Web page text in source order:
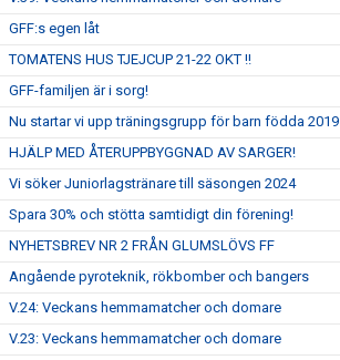
GFF:s egen låt
TOMATENS HUS TJEJCUP 21-22 OKT !!
GFF-familjen är i sorg!
Nu startar vi upp träningsgrupp för barn födda 2019
HJÄLP MED ÅTERUPPBYGGNAD AV SARGER!
Vi söker Juniorlagstränare till säsongen 2024
Spara 30% och stötta samtidigt din förening!
NYHETSBREV NR 2 FRÅN GLUMSLÖVS FF
Angående pyroteknik, rökbomber och bangers
V.24: Veckans hemmamatcher och domare
V.23: Veckans hemmamatcher och domare